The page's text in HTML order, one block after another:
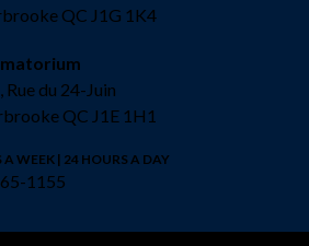
QC J1G 1K4
Rue du 24-Juin
QC J1E 1H1
A WEEK | 24 HOURS A DAY
1155